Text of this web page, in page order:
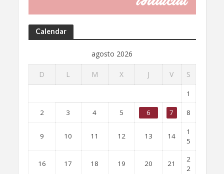
Calendar
agosto 2026
D L M X J V S
1
2 3 4 5 6 7 8
9 10 11 12 13 14
1
5
16 17 18 19 20 21
2
2